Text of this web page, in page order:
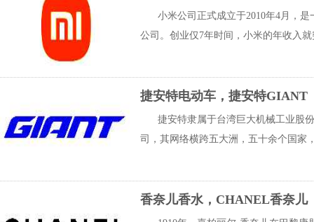
小米公司正式成立于2010年4月，
公司。创业仅7年时间，小米的年收入
捷安特电动车，捷安特GIANT
捷安特隶属于台湾巨大机械工业股
司，其网络横跨五大洲，五十余个国家
香奈儿香水，CHANEL香奈儿